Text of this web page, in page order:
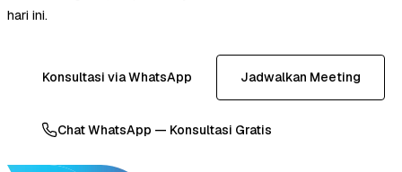
hari ini.
Konsultasi via WhatsApp Jadwalkan Meeting
Chat WhatsApp — Konsultasi Gratis